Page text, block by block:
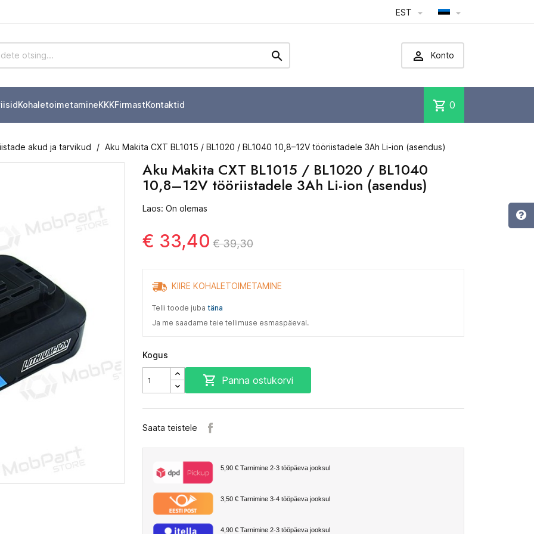
EST  
  Konto
KohaletoimetamineKKKFirmastKontaktid shopping_cart 0
akud ja tarvikud Aku Makita CXT BL1015 / BL1020 / BL1040 10,8–12V tööriistadele 3Ah Li-ion (asendus)
Aku Makita CXT BL1015 / BL1020 / BL1040
10,8–12V tööriistadele 3Ah Li-ion (asendus)
Laos: On olemas
€ 33,40 € 39,30
KIIRE KOHALETOIMETAMINE
Telli toode juba täna
Ja me saadame teie tellimuse esmaspäeval.
Kogus
 Panna ostukorvi
Saata teistele
5,90 € Tarnimine 2-3 tööpäeva jooksul
3,50 € Tarnimine 3-4 tööpäeva jooksul
4,90 € Tarnimine 2-3 tööpäeva jooksul